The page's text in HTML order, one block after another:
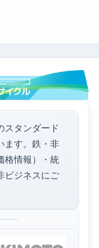
スタンダード
ます。鉄・非
格情報）・統
ビジネスにご